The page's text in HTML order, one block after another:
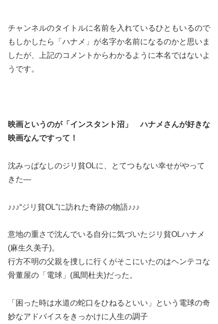
チャンネルのタイトルに名前を入れているひともいるので
もしかしたら「ハナメ」が名字か名前になるのかと思いま
したが、上記のコメントからわかるように本名ではないよ
うです。
映画というのが「インスタント沼」 ハナメさんが好きな
映画なんですって！
沈みっぱなしのジリ貧OLに、とてつもない幸せがやって
きた―
♪♪♪“ジリ貧OL”に訪れた奇跡の物語♪♪♪
意地の重さで沈んでいる自分に気づいたジリ貧OLハナメ
(麻生久美子)。
行方不明の父親を捜しに行くがそこにいたのはヘンテコな
骨董屋の「電球」(風間杜夫)だった。
「困った時は水道の蛇口をひねるといい」という電球の奇
妙なアドバイスをきっかけに人生の調子